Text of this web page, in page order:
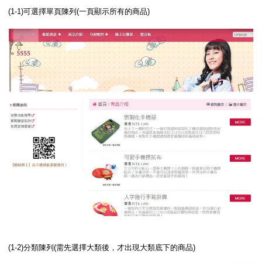
(1-1)可選擇單頁陳列(一頁顯示所有的商品)
(1-2)分類陳列(需先選擇大類後，才出現大類底下的商品)